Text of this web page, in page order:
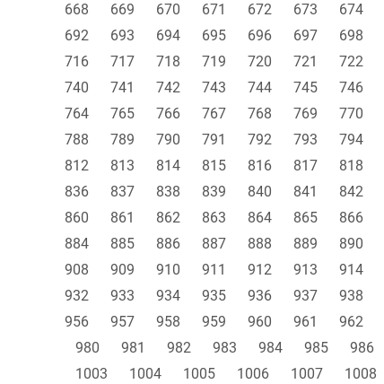
668
669 670 671 672 673 674
692
693 694 695 696 697 698
716
717 718 719 720 721 722
740
741 742 743 744 745 746
764
765 766 767 768 769 770
788
789 790 791 792 793 794
812
813 814 815 816 817 818
836
837 838 839 840 841 842
860
861 862 863 864 865 866
884
885 886 887 888 889 890
908
909 910 911 912 913 914
932
933 934 935 936 937 938
956
957 958 959 960 961 962
980
981 982 983 984 985 986
1003
1004 1005 1006 1007 1008